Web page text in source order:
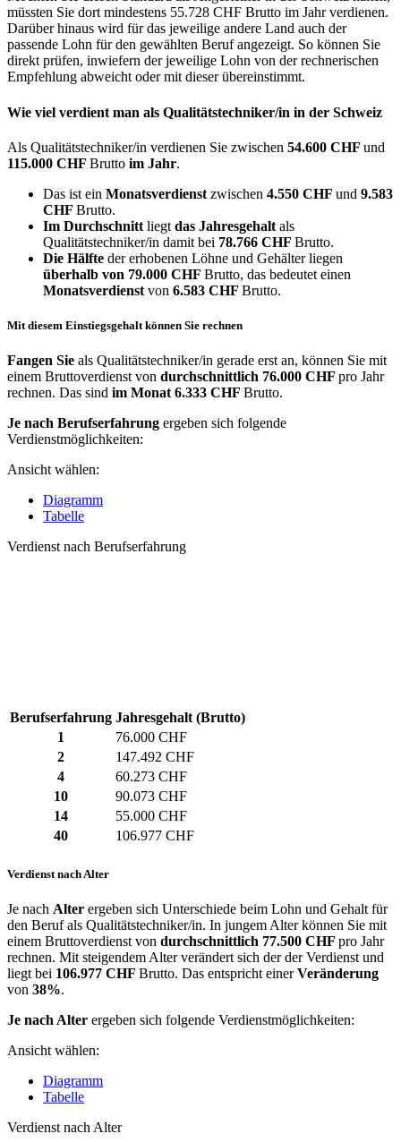
müssten Sie dort mindestens 55.728 CHF Brutto im Jahr verdienen.
Darüber hinaus wird für das jeweilige andere Land auch der
passende Lohn für den gewählten Beruf angezeigt. So können Sie
direkt prüfen, inwiefern der jeweilige Lohn von der rechnerischen
Empfehlung abweicht oder mit dieser übereinstimmt.
Wie viel verdient man als Qualitätstechniker/in in der Schweiz
Als Qualitätstechniker/in verdienen Sie zwischen 54.600 CHF und
115.000 CHF Brutto im Jahr.
Das ist ein Monatsverdienst zwischen 4.550 CHF und 9.583
CHF Brutto.
Im Durchschnitt liegt das Jahresgehalt als
Qualitätstechniker/in damit bei 78.766 CHF Brutto.
Die Hälfte der erhobenen Löhne und Gehälter liegen
überhalb von 79.000 CHF Brutto, das bedeutet einen
Monatsverdienst von 6.583 CHF Brutto.
Mit diesem Einstiegsgehalt können Sie rechnen
Fangen Sie als Qualitätstechniker/in gerade erst an, können Sie mit
einem Bruttoverdienst von durchschnittlich 76.000 CHF pro Jahr
rechnen. Das sind im Monat 6.333 CHF Brutto.
Je nach Berufserfahrung ergeben sich folgende
Verdienstmöglichkeiten:
Ansicht wählen:
Diagramm
Tabelle
Verdienst nach Berufserfahrung
Berufserfahrung Jahresgehalt (Brutto)
1
76.000 CHF
2
147.492 CHF
4
60.273 CHF
10
90.073 CHF
14
55.000 CHF
40
106.977 CHF
Verdienst nach Alter
Je nach Alter ergeben sich Unterschiede beim Lohn und Gehalt für
den Beruf als Qualitätstechniker/in. In jungem Alter können Sie mit
einem Bruttoverdienst von durchschnittlich 77.500 CHF pro Jahr
rechnen. Mit steigendem Alter verändert sich der der Verdienst und
liegt bei 106.977 CHF Brutto. Das entspricht einerVeränderung
von 38%.
Je nach Alter ergeben sich folgende Verdienstmöglichkeiten:
Ansicht wählen:
Diagramm
Tabelle
Verdienst nach Alter